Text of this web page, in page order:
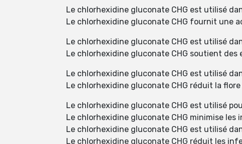
Le chlorhexidine gluconate CHG est utilisé
Le chlorhexidine gluconate CHG fournit une
Le chlorhexidine gluconate CHG est utilisé
Le chlorhexidine gluconate CHG soutient
Le chlorhexidine gluconate CHG est utilisé
Le chlorhexidine gluconate CHG réduit la
Le chlorhexidine gluconate CHG est utilisé
Le chlorhexidine gluconate CHG minimise
Le chlorhexidine gluconate CHG est utilisé
Le chlorhexidine gluconate CHG réduit les